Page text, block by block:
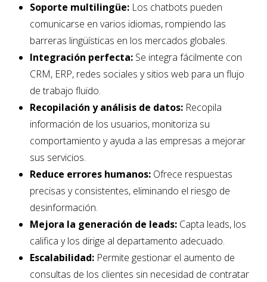
Soporte multilingüe:Los chatbots pueden
comunicarse en varios idiomas, rompiendo las
barreras lingüísticas en los mercados globales.
Integración perfecta:Se integra fácilmente con
CRM, ERP, redes sociales y sitios web para un flujo
de trabajo fluido.
Recopilación y análisis de datos:Recopila
información de los usuarios, monitoriza su
comportamiento y ayuda a las empresas a mejorar
sus servicios.
Reduce errores humanos:Ofrece respuestas
precisas y consistentes, eliminando el riesgo de
desinformación.
Mejora la generación de leads:Capta leads, los
califica y los dirige al departamento adecuado.
Escalabilidad:Permite gestionar el aumento de
consultas de los clientes sin necesidad de contratar